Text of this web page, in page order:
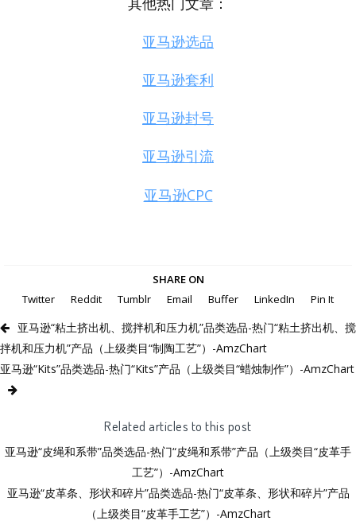
亚马逊选品
亚马逊套利
亚马逊封号
亚马逊引流
亚马逊CPC
SHARE ON
Twitter
Reddit Tumblr Email Buffer LinkedIn Pin It
亚马逊“粘土挤出机、搅拌机和压力机”品类选品-热门“粘土挤出机、搅
拌机和压力机”产品（上级类目“制陶工艺”）-AmzChart
亚马逊“Kits”品类选品-热门“Kits”产品（上级类目“蜡烛制作”）-AmzChart
Related articles to this post
亚马逊“皮绳和系带”品类选品-热门“皮绳和系带”产品（上级类目“皮革手
工艺”）-AmzChart
亚马逊“皮革条、形状和碎片”品类选品-热门“皮革条、形状和碎片”产品
（上级类目“皮革手工艺”）-AmzChart